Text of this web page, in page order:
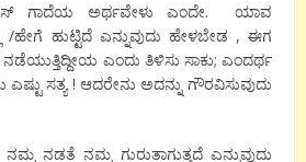
ಗಾದೆಯ ಅರ್ಥವೇಳು ಎಂದೇ. ಯಾವ
ಹುಟ್ಟಿದೆ ಎನ್ನುವುದು ಹೇಳಬೇಡ , ಈಗ
ಎಂದು ತಿಳಿಸು ಸಾಕು; ಎಂದರ್ಥ
ಸತ್ಯ ! ಆದರೇನು ಅದನ್ನು ಗೌರವಿಸುವುದು
ನಡತೆ ನಮ್ಮ ಗುರುತಾಗುತ್ತದೆ ಎನ್ನುವುದು